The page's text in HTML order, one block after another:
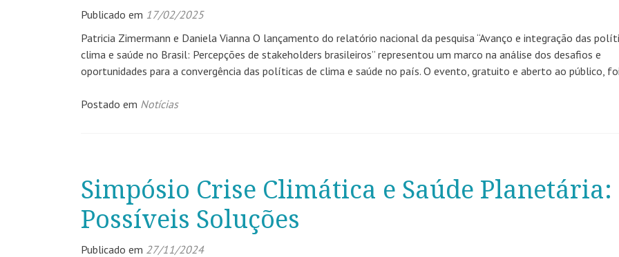
Publicado em 17/02/2025
Patricia Zimermann e Daniela Vianna O lançamento do relatório nacional da pesquisa “Avanço e integração das
clima e saúde no Brasil: Percepções de stakeholders brasileiros” representou um marco na análise dos desafios e
oportunidades para a convergência das políticas de clima e saúde no país. O evento, gratuito e aberto ao público, foi
Postado em Notícias
Simpósio Crise Climática e Saúde Planetária:
Possíveis Soluções
Publicado em 27/11/2024